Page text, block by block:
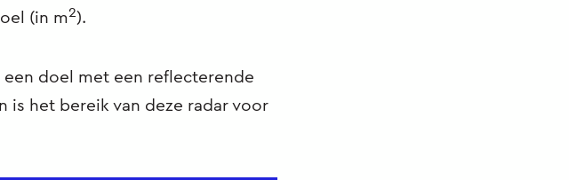
(in m2).
een doel met een reflecterende
is het bereik van deze radar voor